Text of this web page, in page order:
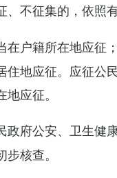
不征集的，依照
户籍所在地应征
地应征。应征公
应征。
府公安、卫生健
核查。